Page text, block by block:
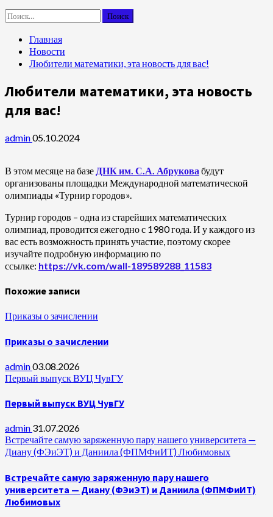
Найти:
Главная
Новости
Любители математики, эта новость для вас!
Любители математики, эта новость
для вас!
admin05.10.2024
В этом месяце на базе ДНК им. С.А. Абрукова будут
организованы площадки Международной математической
олимпиады «Турнир городов».
Турнир городов – одна из старейших математических
олимпиад, про­водит­ся ежегодно с 1980 года. И у каждого из
вас есть возможность принять участие, поэтому скорее
изучайте подробную информацию по
ссылке: https://vk.com/wall-189589288_11583
Похожие записи
Приказы о зачислении
Приказы о зачислении
admin03.08.2026
Первый выпуск ВУЦ ЧувГУ
Первый выпуск ВУЦ ЧувГУ
admin 31.07.2026
Встречайте самую заряженную пару нашего университета —
Диану (ФЭиЭТ) и Даниила (ФПМФиИТ) Любимовых
Встречайте самую заряженную пару нашего
университета — Диану (ФЭиЭТ) и Даниила (ФПМФиИТ)
Любимовых